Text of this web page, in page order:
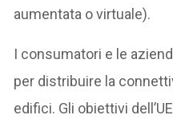
aumentata o virtuale).
I consumatori e le
per distribuire la
edifici. Gli obiettivi